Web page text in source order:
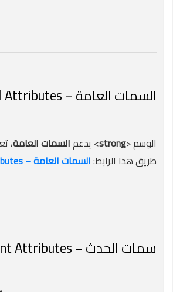
السمات العامة – Global Attributes
الوسم <strong> يدعمالسماتالعامة،
طريق هذا الرابط:السمات العامة – Global Attributes.
سمات الحدث – Event Attributes